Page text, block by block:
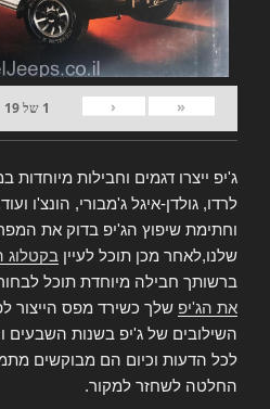
«
‹
1 של19
ג'יפ ייצרו דגמים וחבילות מיוחדות
לרדו, גולדן-איגל ג'מבורי, הונצ'ו
וחתימת שיפוץ הג'יפ בדוק את
שלנו,לאחר מכן תוכל לעיין בקטלוג
ברשותך חבילה מיוחדת תוכל
את הג'יפ שלך כשירד מפס הייצור
השילובים של ג'יפ בשנות השבעים
לכל הדעות וכיום הם מבוקשים
החלטה לשחזר למקור.